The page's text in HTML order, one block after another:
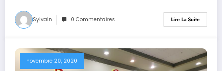
Sylvain 0 Commentaires Lire La Suite
novembre 20, 2020